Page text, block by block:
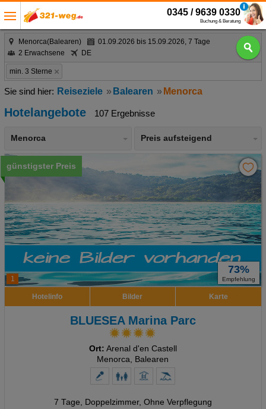
0345 / 9639 0330
Buchung & Beratung
Menorca(Balearen)
01.09.2026 bis 15.09.2026, 7 Tage
2 Erwachsene
DE
min. 3 Sterne
Reiseziele Balearen Menorca
Hotelangebote 107 Ergebnisse
Menorca Preis aufsteigend
1
günstigster Preis
73%
Empfehlung
Hotelinfo Bilder Karte
BLUESEA Marina Parc
Ort: Arenal d'en Castell
Menorca, Balearen
7 Tage, Doppelzimmer, Ohne Verpflegung